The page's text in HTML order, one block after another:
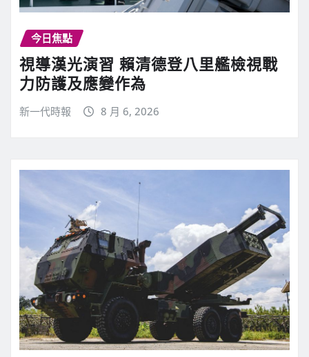
今日焦點
視導漢光演習 賴清德登八里艦檢視戰
力防護及應變作為
新一代時報 8 月 6, 2026